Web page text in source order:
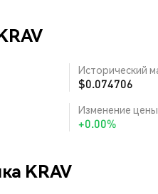
Исторический
$0.074706
Изменение цены
+0.00%
KRAV